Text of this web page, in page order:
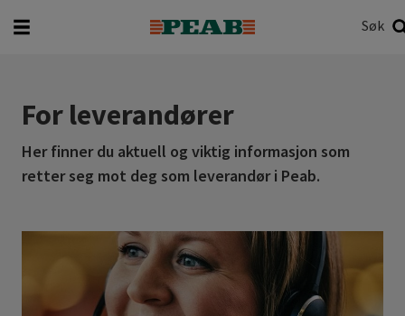
Søk
For leverandører
Her finner du aktuell og viktig informasjon som
retter seg mot deg som leverandør i Peab.